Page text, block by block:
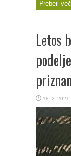
Preberi
Letos
18. 2. 2021